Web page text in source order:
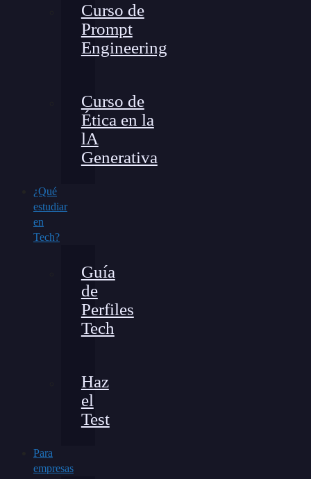
Curso de
Prompt
Engineering
Curso de
Ética en la
lA
Generativa
¿Qué
estudiar
en
Tech?
Guía
de
Perfiles
Tech
Haz
el
Test
Para
empresas